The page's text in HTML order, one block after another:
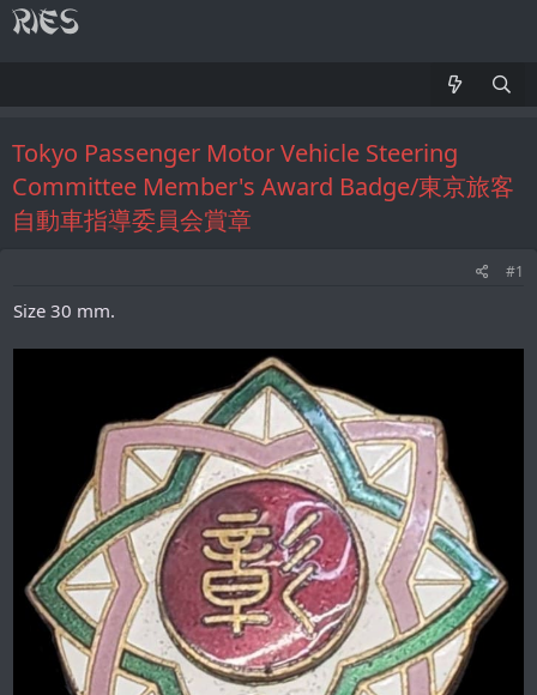
Tokyo Passenger Motor Vehicle Steering
Committee Member's Award Badge/東京旅客
自動車指導委員会賞章
#1
Size 30 mm.